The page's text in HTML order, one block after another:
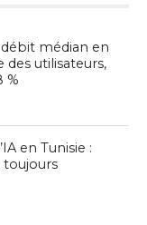
débit médian en
des utilisateurs,
%
en Tunisie :
toujours